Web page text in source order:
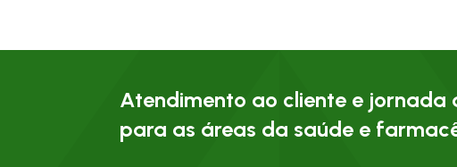
Atendimento ao cliente e jornada
para as áreas da saúde e